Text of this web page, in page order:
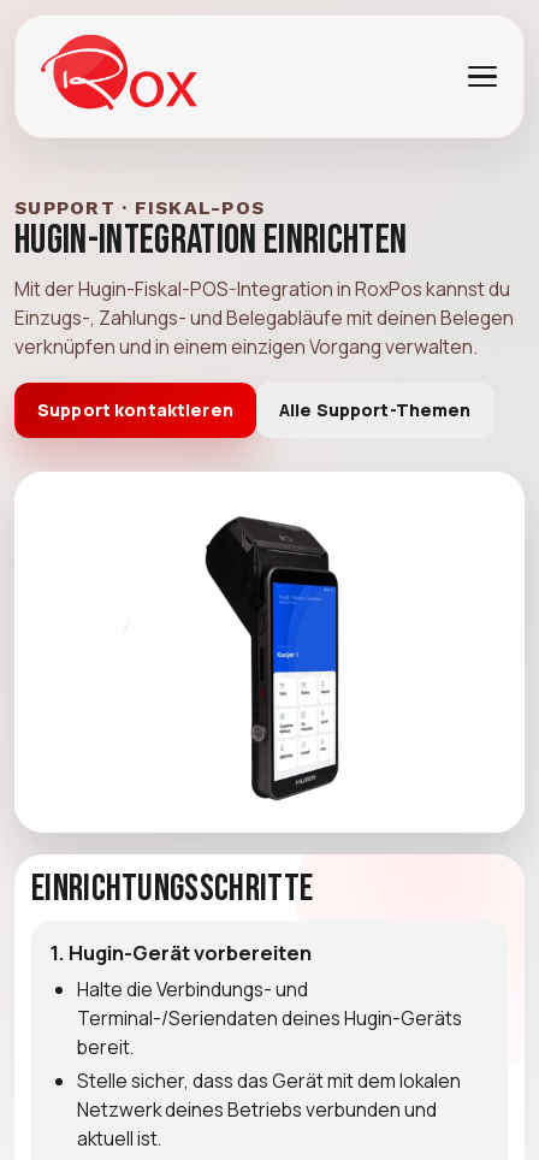
SUPPORT · FISKAL-POS
Hugin-Integration einrichten
Mit der Hugin-Fiskal-POS-Integration in RoxPos kannst du
Einzugs-, Zahlungs- und Belegabläufe mit deinen Belegen
verknüpfen und in einem einzigen Vorgang verwalten.
Support kontaktieren Alle Support-Themen
Einrichtungsschritte
1. Hugin-Gerät vorbereiten
Halte die Verbindungs- und
Terminal-/Seriendaten deines Hugin-Geräts
bereit.
Stelle sicher, dass das Gerät mit dem lokalen
Netzwerk deines Betriebs verbunden und
aktuell ist.